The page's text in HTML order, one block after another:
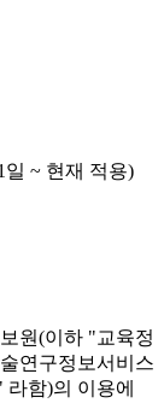
일 ~ 현재 적용)
원(이하 "교육정
연구정보서비스
함)의 이용에